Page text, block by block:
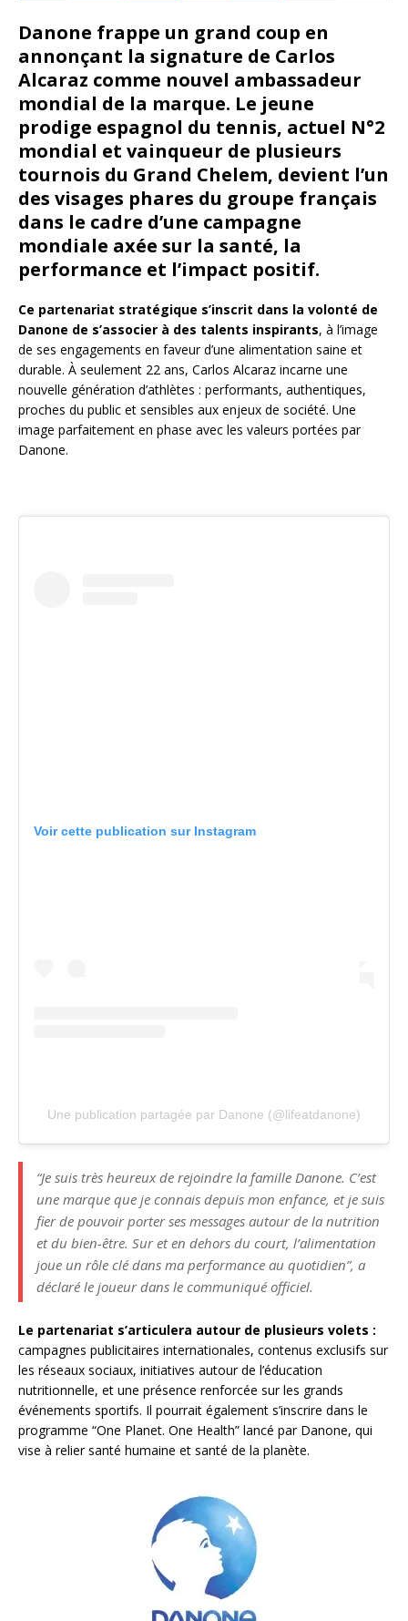
Danone frappe un grand coup en
annonçant la signature de Carlos
Alcaraz comme nouvel ambassadeur
mondial de la marque. Le jeune
prodige espagnol du tennis, actuel N°2
mondial et vainqueur de plusieurs
tournois du Grand Chelem, devient l’un
des visages phares du groupe français
dans le cadre d’une campagne
mondiale axée sur la santé, la
performance et l’impact positif.
Ce partenariat stratégique s’inscrit dans la volonté de
Danone de s’associer à des talents inspirants, à l’image
de ses engagements en faveur d’une alimentation saine et
durable. À seulement 22 ans, Carlos Alcaraz incarne une
nouvelle génération d’athlètes : performants, authentiques,
proches du public et sensibles aux enjeux de société. Une
image parfaitement en phase avec les valeurs portées par
Danone.
Voir cette publication sur Instagram
Une publication partagée par Danone (@lifeatdanone)
“Je suis très heureux de rejoindre la famille Danone. C’est
une marque que je connais depuis mon enfance, et je suis
fier de pouvoir porter ses messages autour de la nutrition
et du bien-être. Sur et en dehors du court, l’alimentation
joue un rôle clé dans ma performance au quotidien”, a
déclaré le joueur dans le communiqué officiel.
Le partenariat s’articulera autour de plusieurs volets :
campagnes publicitaires internationales, contenus exclusifs sur
les réseaux sociaux, initiatives autour de l’éducation
nutritionnelle, et une présence renforcée sur les grands
événements sportifs. Il pourrait également s’inscrire dans le
programme “One Planet. One Health” lancé par Danone, qui
vise à relier santé humaine et santé de la planète.